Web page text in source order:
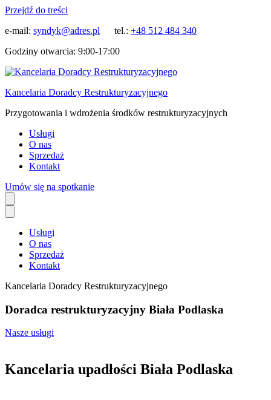
Przejdź do treści
e-mail: syndyk@adres.pl tel.: +48 512 484 340
Godziny otwarcia: 9:00-17:00
Kancelaria Doradcy Restrukturyzacyjnego
Przygotowania i wdrożenia środków restrukturyzacyjnych
Usługi
O nas
Sprzedaż
Kontakt
Umów się na spotkanie
Usługi
O nas
Sprzedaż
Kontakt
Kancelaria Doradcy Restrukturyzacyjnego
Doradca restrukturyzacyjny Biała Podlaska
Nasze usługi
Kancelaria upadłości Biała Podlaska